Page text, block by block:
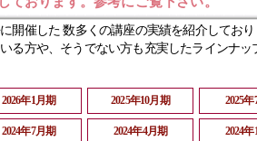
開催した 数多くの講座の実績を紹介してお
る方や、そうでない方も充実したラインナッ
2026年1月期 2025年10月期 2025
2024年7月期 2024年4月期 2024